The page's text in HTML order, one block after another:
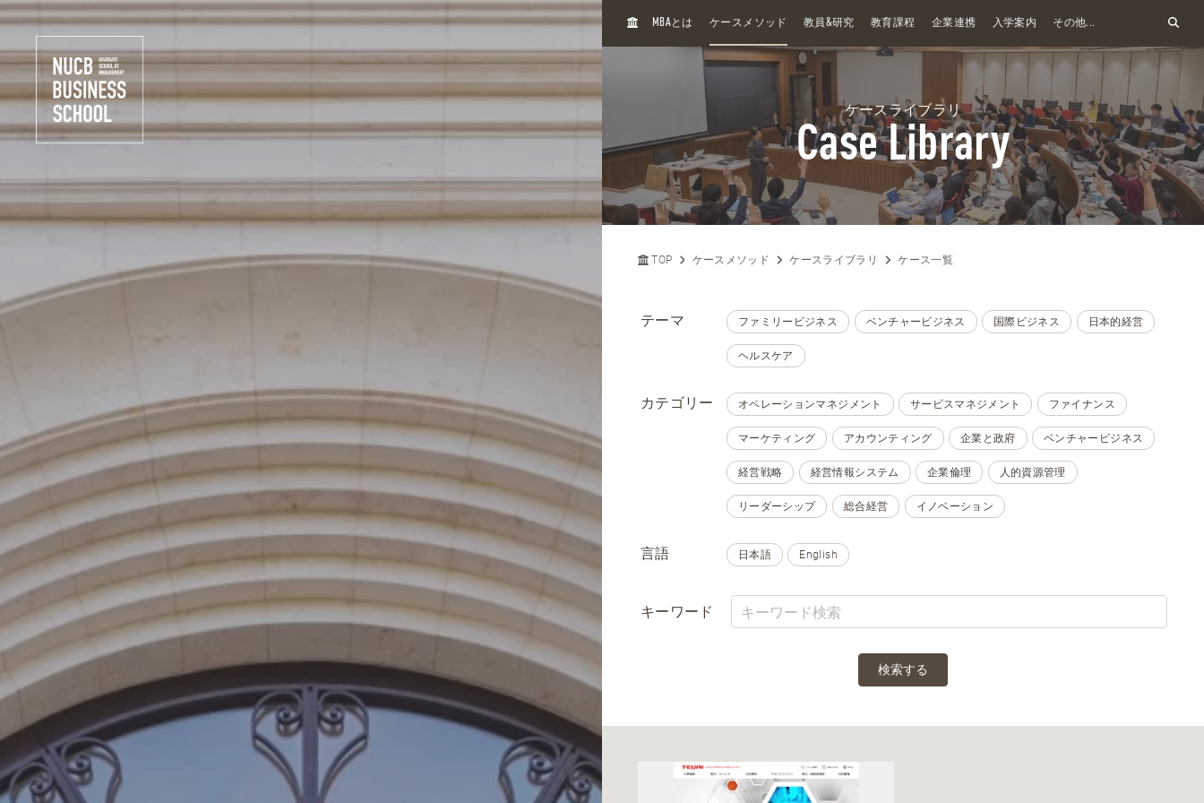
H
MBAとは ケースメソッド 教員&研究 教育課程 企業連携 入学案内 その他...
ケースライブラリ
Case Library
TOP ケースメソッド ケースライブラリ ケース一覧
テーマ ファミリービジネス ベンチャービジネス 国際ビジネス 日本的経営
ヘルスケア
カテゴリー オペレーションマネジメント サービスマネジメント ファイナンス
マーケティング アカウンティング 企業と政府 ベンチャービジネス
経営戦略 経営情報システム 企業倫理 人的資源管理
リーダーシップ 総合経営 イノベーション
言語 日本語 English
キーワード
検索する